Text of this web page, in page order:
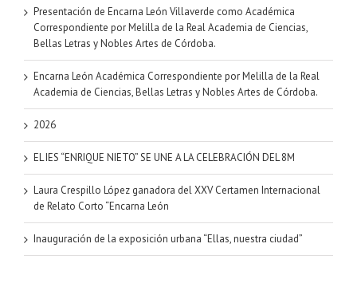
Presentación de Encarna León Villaverde como Académica
Correspondiente por Melilla de la Real Academia de Ciencias,
Bellas Letras y Nobles Artes de Córdoba.
Encarna León Académica Correspondiente por Melilla de la Real
Academia de Ciencias, Bellas Letras y Nobles Artes de Córdoba.
2026
EL IES “ENRIQUE NIETO” SE UNE A LA CELEBRACIÓN DEL 8M
Laura Crespillo López ganadora del XXV Certamen Internacional
de Relato Corto “Encarna León
Inauguración de la exposición urbana “Ellas, nuestra ciudad”